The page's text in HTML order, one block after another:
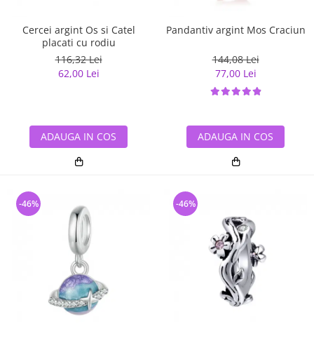
Cercei argint Os si Catel
placati cu rodiu
116,32 Lei
62,00 Lei
ADAUGA IN COS
Pandantiv argint Mos Craciun
144,08 Lei
77,00 Lei
ADAUGA IN COS
-46% -46%